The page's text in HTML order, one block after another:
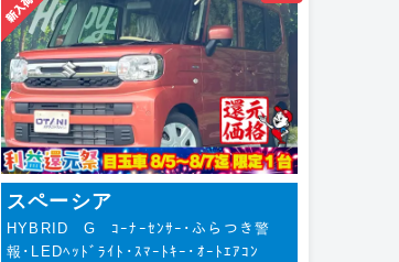
スペーシア
HYBRID G ｺｰﾅｰｾﾝｻｰ･ふらつき警
報･LEDﾍｯﾄﾞﾗｲﾄ･ｽﾏｰﾄｷｰ･ｵｰﾄｴｱｺﾝ